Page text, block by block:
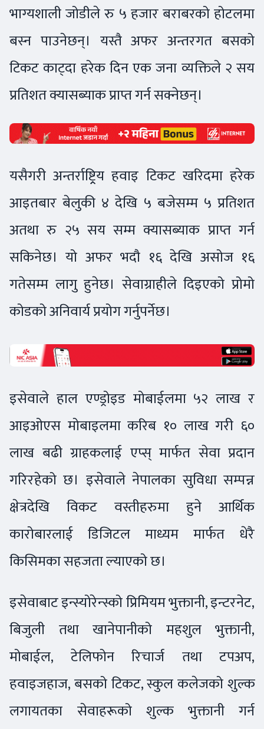
भाग्यशाली जोडीले रु ५ हजार बराबरको होटलमा
बस्न पाउनेछन्। यस्तै अफर अन्तरगत बसको
टिकट काट्दा हरेक दिन एक जना व्यक्तिले २ सय
प्रतिशत क्यासब्याक प्राप्त गर्न सक्नेछन्।
यसैगरी अन्तर्राष्ट्र्रिय हवाइ टिकट खरिदमा हरेक
आइतबार बेलुकी ४ देखि ५ बजेसम्म ५ प्रतिशत
अतथा रु २५ सय सम्म क्यासब्याक प्राप्त गर्न
सकिनेछ। यो अफर भदौ १६ देखि असोज १६
गतेसम्म लागु हुनेछ। सेवाग्राहीले दिइएको प्रोमो
कोडको अनिवार्य प्रयोग गर्नुपर्नेछ।
इसेवाले हाल एण्ड्रोइड मोबाईलमा ५२ लाख र
आइओएस मोबाइलमा करिब १० लाख गरी ६०
लाख बढी ग्राहकलाई एप्स् मार्फत सेवा प्रदान
गरिरहेको छ। इसेवाले नेपालका सुविधा सम्पन्न
क्षेत्रदेखि विकट वस्तीहरुमा हुने आर्थिक
कारोबारलाई डिजिटल माध्यम मार्फत धेरै
किसिमका सहजता ल्याएको छ।
इसेवाबाट इन्स्योरेन्स्को प्रिमियम भुक्तानी, इन्टरनेट,
बिजुली तथा खानेपानीको महशुल भुक्तानी,
मोबाईल, टेलिफोन रिचार्ज तथा टपअप,
हवाइजहाज, बसको टिकट, स्कुल कलेजको शुल्क
लगायतका सेवाहरूको शुल्क भुक्तानी गर्न